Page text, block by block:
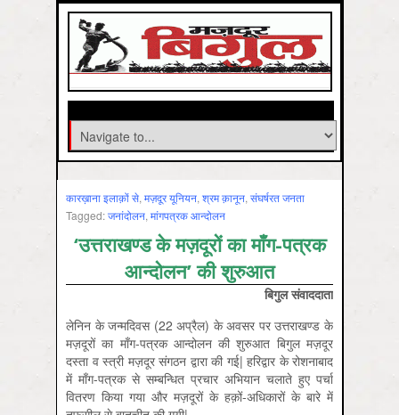
कारख़ाना इलाक़ों से, मज़दूर यूनियन, श्रम क़ानून, संघर्षरत जनता
Tagged:जनांदोलन, मांगपत्रक आन्‍दोलन
‘उत्तराखण्ड के मज़दूरों का माँग-पत्रक
आन्दोलन’ की शुरुआत
बिगुल संवाददाता
लेनिन के जन्मदिवस (22 अप्रैल) के अवसर पर उत्तराखण्ड के
मज़दूरों का माँग-पत्रक आन्दोलन की शुरुआत बिगुल मज़दूर
दस्ता व स्त्री मज़दूर संगठन द्वारा की गई| हरिद्वार के रोशनाबाद
में माँग-पत्रक से सम्बन्धित प्रचार अभियान चलाते हुए पर्चा
वितरण किया गया और मज़दूरों के हक़ों-अधिकारों के बारे में